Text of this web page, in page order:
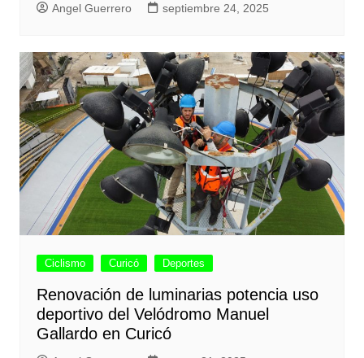
Angel Guerrero septiembre 24, 2025
Ciclismo Curicó Deportes
Renovación de luminarias potencia uso
deportivo del Velódromo Manuel
Gallardo en Curicó